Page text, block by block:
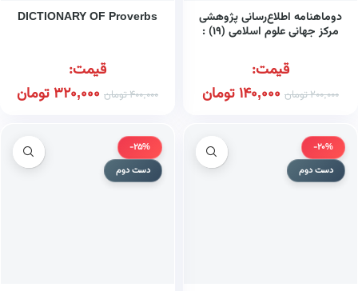
دوماهنامه اطلاع‌رسانی پژوهشی
مرکز جهانی علوم اسلامی (۱۹) :
قیمت:
200,000تومان 140,000تومان
DICTIONARY OF Proverbs
قیمت:
400,000تومان 320,000تومان
-20%
دست دوم
-25%
دست دوم